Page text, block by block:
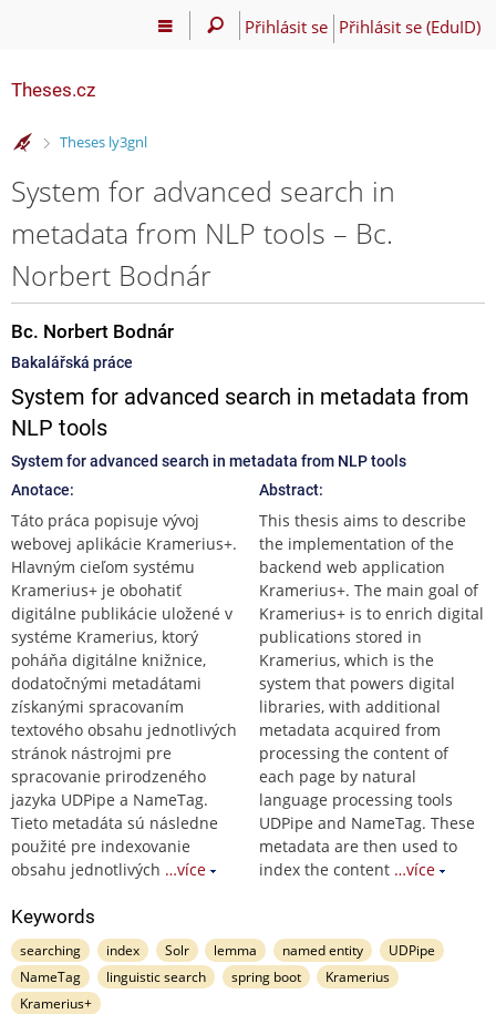
Přihlásit se Přihlásit se (EduID)
Theses.cz
>
Theses ly3gnl
System for advanced search in
metadata from NLP tools – Bc.
Norbert Bodnár
Bc. Norbert Bodnár
Bakalářská práce
System for advanced search in metadata from
NLP tools
System for advanced search in metadata from NLP tools
Anotace:
Táto práca popisuje vývoj
webovej aplikácie Kramerius+.
Hlavným cieľom systému
Kramerius+ je obohatiť
digitálne publikácie uložené v
systéme Kramerius, ktorý
poháňa digitálne knižnice,
dodatočnými metadátami
získanými spracovaním
textového obsahu jednotlivých
stránok nástrojmi pre
spracovanie prirodzeného
jazyka UDPipe a NameTag.
Tieto metadáta sú následne
použité pre indexovanie
obsahu jednotlivých …více
Abstract:
This thesis aims to describe
the implementation of the
backend web application
Kramerius+. The main goal of
Kramerius+ is to enrich digital
publications stored in
Kramerius, which is the
system that powers digital
libraries, with additional
metadata acquired from
processing the content of
each page by natural
language processing tools
UDPipe and NameTag. These
metadata are then used to
index the content …více
Keywords
searching index Solr lemma named entity
UDPipe
NameTag
linguistic search spring boot
Kramerius
Kramerius+